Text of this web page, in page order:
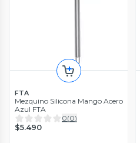
FTA
Mezquino Silicona Mango Acero
Azul FTA
0(0)
$5.490